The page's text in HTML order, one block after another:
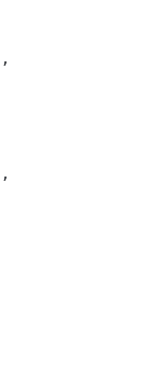
,
,